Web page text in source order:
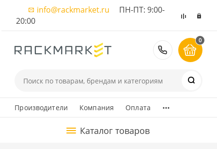
info@rackmarket.ru ПН-ПТ: 9:00-
20:00
8 (495)
0
Производители Компания Оплата ...
Каталог товаров